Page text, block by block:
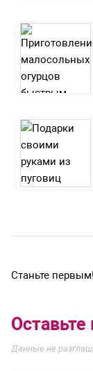
Станьте первым!
Данные не